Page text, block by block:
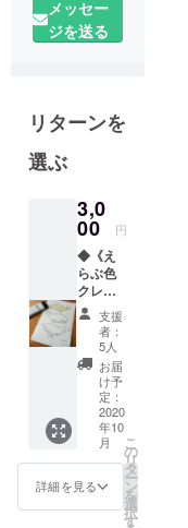
編集・ライ
ターとして
ら、友人ら
と「えらぶ
色クレヨン
プロジェク
ト」を立ち
上げ、島の
自然を活か
したものづ
くりに挑戦
している。
オンライン
「しまやど
り」運営。
メッセー
ジを送る
リターンを
選ぶ
3,0
00 円
◆《え
らぶ色
クレヨ
ン》単
色1本＋
ぬりえ
ポスト
カード
◆ 赤
土・シ
マ桑・
島みか
ん・
コー
ヒー・
イカ
支援
者：
5人
お届
け予
定：
2020
年10
月
詳細を見る
こ
の
リ
タ
ー
ン
を
選
択
す